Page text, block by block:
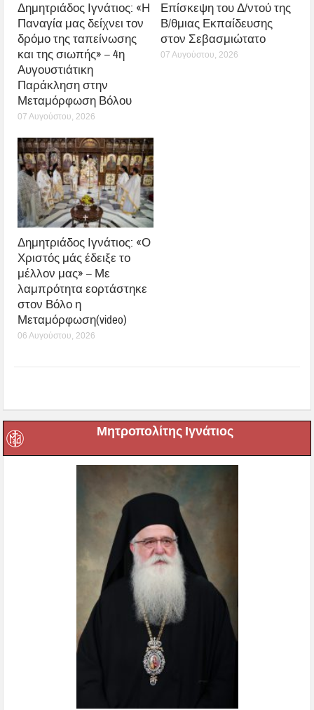
Δημητριάδος Ιγνάτιος: «Η
Παναγία μας δείχνει τον
δρόμο της ταπείνωσης
και της σιωπής» – 4η
Αυγουστιάτικη
Παράκληση στην
Μεταμόρφωση Βόλου
07 Αυγούστου, 2026
Επίσκεψη του Δ/ντού της
Β/θμιας Εκπαίδευσης
στον Σεβασμιώτατο
07 Αυγούστου, 2026
Δημητριάδος Ιγνάτιος: «Ο
Χριστός μάς έδειξε το
μέλλον μας» – Με
λαμπρότητα εορτάστηκε
στον Βόλο η
Μεταμόρφωση(video)
06 Αυγούστου, 2026
Μητροπολίτης Ιγνάτιος